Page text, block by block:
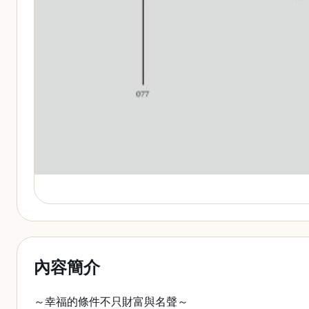
內容簡介
～幸福的條件不只財富與名聲～